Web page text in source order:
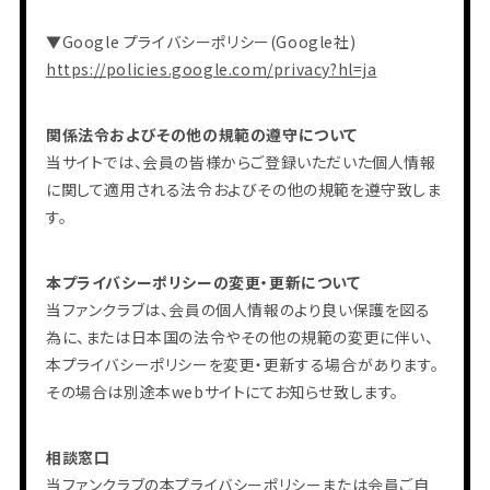
▼Google プライバシーポリシー(Google社)
https://policies.google.com/privacy?hl=ja
関係法令およびその他の規範の遵守について
当サイトでは、会員の皆様からご登録いただいた個人情報
に関して適用される法令およびその他の規範を遵守致しま
す。
本プライバシーポリシーの変更・更新について
当ファンクラブは、会員の個人情報のより良い保護を図る
為に、または日本国の法令やその他の規範の変更に伴い、
本プライバシーポリシーを変更・更新する場合があります。
その場合は別途本webサイトにてお知らせ致します。
相談窓口
当ファンクラブの本プライバシーポリシーまたは会員ご自